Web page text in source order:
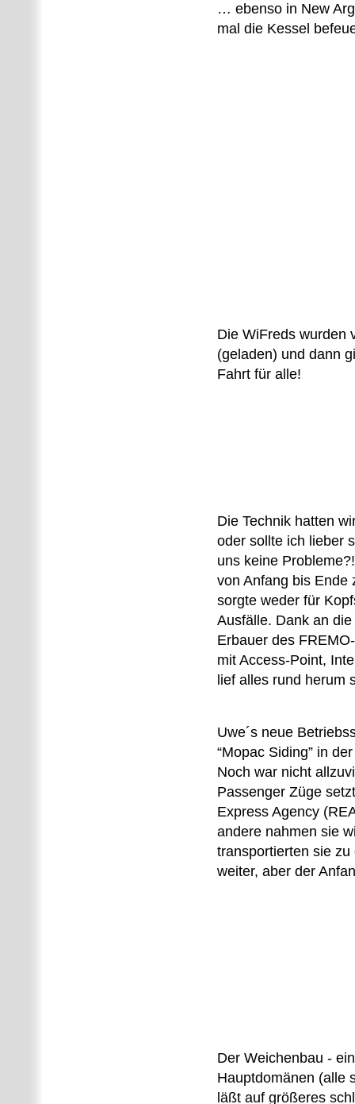
… ebenso in New
mal die Kessel
Die WiFreds wurden
(geladen) und dann
Fahrt für alle!
Die Technik hatten
oder sollte ich lieber
uns keine
von Anfang bis Ende
sorgte weder für
Ausfälle. Dank an
Erbauer des
mit Access-Point,
lief alles rund herum
Uwe´s neue
“Mopac Siding” in
Noch war nicht
Passenger Züge
Express Agency
andere nahmen sie
transportierten sie zu
weiter, aber der
Der Weichenbau -
Hauptdomänen (alle
läßt auf größeres